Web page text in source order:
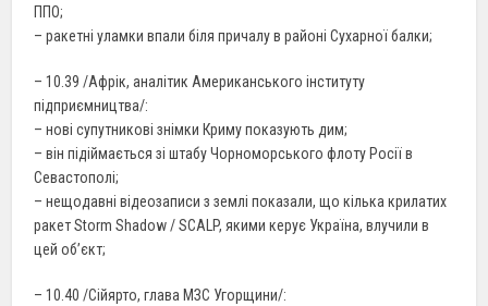
ППО;
– ракетні уламки впали біля причалу в районі Сухарної балки;
– 10.39 /Афрік, аналітик Американського інституту
підприємництва/:
– нові супутникові знімки Криму показують дим;
– він підіймається зі штабу Чорноморського флоту Росії в
Севастополі;
– нещодавні відеозаписи з землі показали, що кілька крилатих
ракет Storm Shadow / SCALP, якими керує Україна, влучили в
цей об’єкт;
– 10.40 /Сійярто, глава МЗС Угорщини/: